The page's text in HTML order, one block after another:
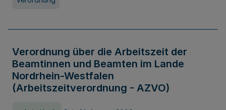
Verordnung über die Arbeitszeit der
Beamtinnen und Beamten im Lande
Nordrhein-Westfalen
(Arbeitszeitverordnung - AZVO)